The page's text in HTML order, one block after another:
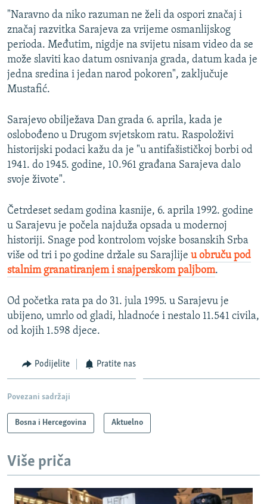
"Naravno da niko razuman ne želi da ospori značaj i
značaj razvitka Sarajeva za vrijeme osmanlijskog
perioda. Međutim, nigdje na svijetu nisam video da se
može slaviti kao datum osnivanja grada, datum kada je
jedna sredina i jedan narod pokoren", zaključuje
Mustafić.
Sarajevo obilježava Dan grada 6. aprila, kada je
oslobođeno u Drugom svjetskom ratu. Raspoloživi
historijski podaci kažu da je "u antifašističkoj borbi od
1941. do 1945. godine, 10.961 građana Sarajeva dalo
svoje živote".
Četrdeset sedam godina kasnije, 6. aprila 1992. godine
u Sarajevu je počela najduža opsada u modernoj
historiji. Snage pod kontrolom vojske bosanskih Srba
više od tri i po godine držale su Sarajlije u obruču pod
stalnim granatiranjem i snajperskom paljbom.
Od početka rata pa do 31. jula 1995. u Sarajevu je
ubijeno, umrlo od gladi, hladnoće i nestalo 11.541 civila,
od kojih 1.598 djece.
Podijelite Pratite nas
Povezani sadržaji
Bosna i Hercegovina Aktuelno
Više priča